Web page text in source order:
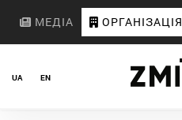
МЕДІА ОРГАНІЗАЦІЯ
UA EN